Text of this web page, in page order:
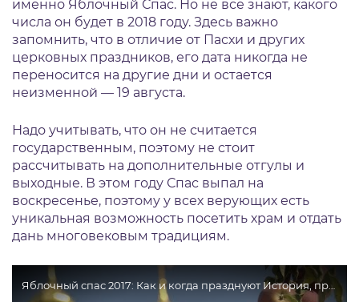
именно Яблочный Спас. Но не все знают, какого
числа он будет в 2018 году. Здесь важно
запомнить, что в отличие от Пасхи и других
церковных праздников, его дата никогда не
переносится на другие дни и остается
неизменной — 19 августа.
Надо учитывать, что он не считается
государственным, поэтому не стоит
рассчитывать на дополнительные отгулы и
выходные. В этом году Спас выпал на
воскресенье, поэтому у всех верующих есть
уникальная возможность посетить храм и отдать
дань многовековым традициям.
Яблочный спас 2017: Как и когда празднуют История, приметы и традиции торжества